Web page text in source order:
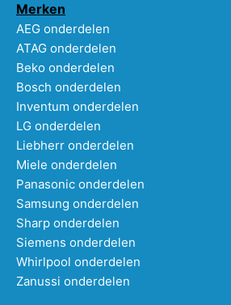
Merken
AEG onderdelen
ATAG onderdelen
Beko onderdelen
Bosch onderdelen
Inventum onderdelen
LG onderdelen
Liebherr onderdelen
Miele onderdelen
Panasonic onderdelen
Samsung onderdelen
Sharp onderdelen
Siemens onderdelen
Whirlpool onderdelen
Zanussi onderdelen